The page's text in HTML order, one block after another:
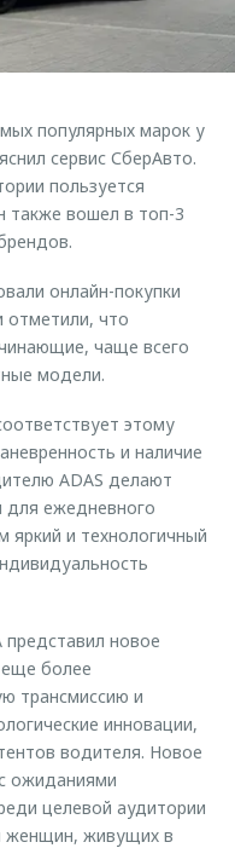
популярных марок у
сервис СберАвто.
пользуется
также вошел в топ-3
онлайн-покупки
отметили, что
чаще всего
модели.
этому
и наличие
ADAS делают
ежедневного
яркий и технологичный
новое
еще более
трансмиссию и
инновации,
водителя. Новое
ожиданиями
целевой аудитории
женщин, живущих в